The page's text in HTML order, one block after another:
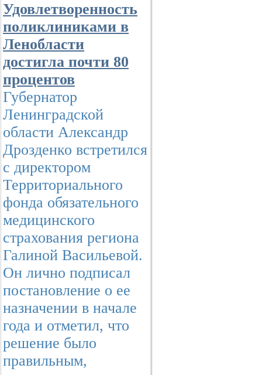
Удовлетворенность
поликлиниками в
Ленобласти
достигла почти 80
процентов
Губернатор
Ленинградской
области Александр
Дрозденко встретился
с директором
Территориального
фонда обязательного
медицинского
страхования региона
Галиной Васильевой.
Он лично подписал
постановление о ее
назначении в начале
года и отметил, что
решение было
правильным,